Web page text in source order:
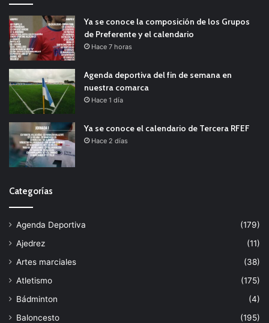
Ya se conoce la composición de los Grupos
de Preferente y el calendario
Hace 7 horas
Agenda deportiva del fin de semana en
nuestra comarca
Hace 1 día
Ya se conoce el calendario de Tercera RFEF
Hace 2 días
Categorías
Agenda Deportiva
(179)
Ajedrez
(11)
Artes marciales
(38)
Atletismo
(175)
Bádminton
(4)
Baloncesto
(195)